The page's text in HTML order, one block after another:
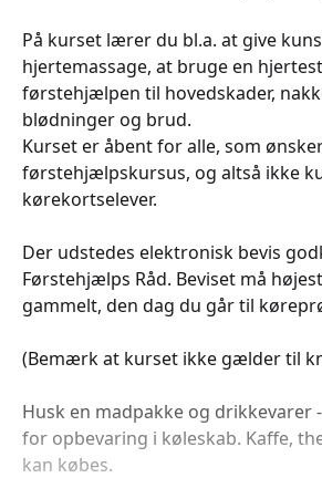
På kurset lærer du bl.a. at give
hjertemassage, at bruge en
førstehjælpen til hovedskader,
blødninger og brud.
Kurset er åbent for alle, som
førstehjælpskursus, og altså ikke
kørekortselever.
Der udstedes elektronisk bevis
Førstehjælps Råd. Beviset må
gammelt, den dag du går til
(Bemærk at kurset ikke gælder til
Husk en madpakke og drikkevarer
for opbevaring i køleskab. Kaffe,
kan købes.